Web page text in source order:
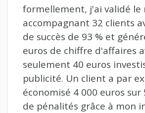
formellement, j'ai validé le
accompagnant 32 clients
de succès de 93 % et
euros de chiffre d'affaires
seulement 40 euros
publicité. Un client a par
économisé 4 000 euros sur
de pénalités grâce à mon